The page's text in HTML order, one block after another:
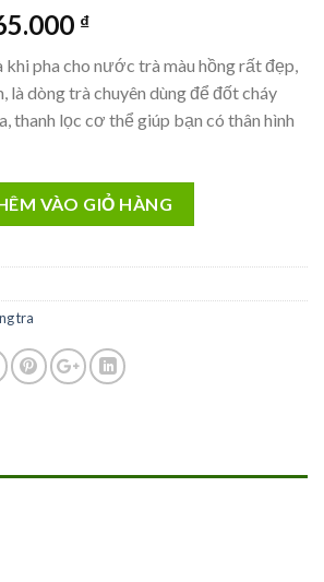
₫.
₫Giá
tại
là:
165.000 ₫.
pha cho nước trà màu hồng rất đẹp,
dòng trà chuyên dùng để đốt cháy
thanh lọc cơ thể giúp bạn có thân hình
250 GRAM số lượng
VÀO GIỎ HÀNG
tra